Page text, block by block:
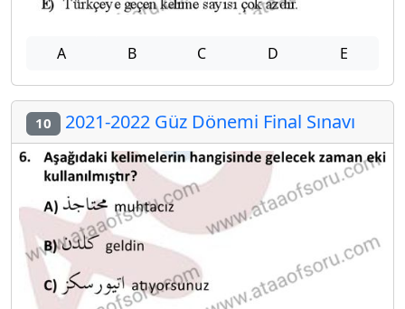
A B C D E
10 2021-2022 Güz Dönemi Final Sınavı